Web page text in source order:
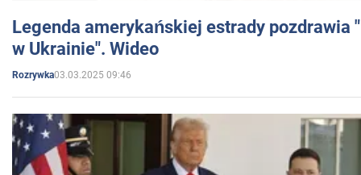
Legenda amerykańskiej estrady pozdrawia
w Ukrainie". Wideo
Rozrywka03.03.2025 09:46